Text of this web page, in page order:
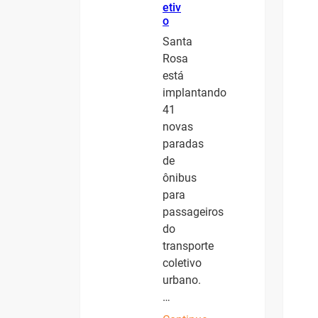
etiv
o
Santa
Rosa
está
implantando
41
novas
paradas
de
ônibus
para
passageiros
do
transporte
coletivo
urbano.
…